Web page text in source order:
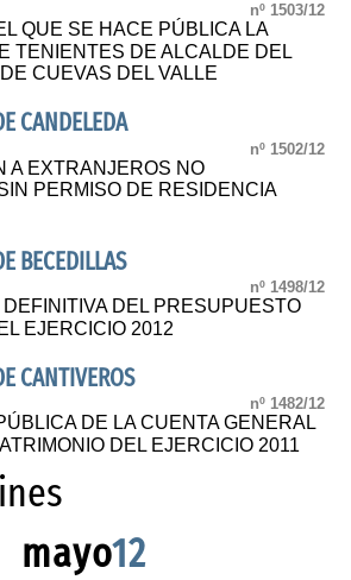
nº 1503/12
QUE SE HACE PÚBLICA LA
TENIENTES DE ALCALDE DEL
CUEVAS DEL VALLE
CANDELEDA
nº 1502/12
A EXTRANJEROS NO
PERMISO DE RESIDENCIA
BECEDILLAS
nº 1498/12
DEL PRESUPUESTO
EJERCICIO 2012
CANTIVEROS
nº 1482/12
DE LA CUENTA GENERAL
DEL EJERCICIO 2011
mayo12